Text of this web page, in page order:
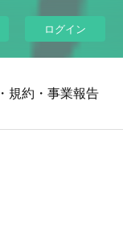
ログイン
規約・事業報告